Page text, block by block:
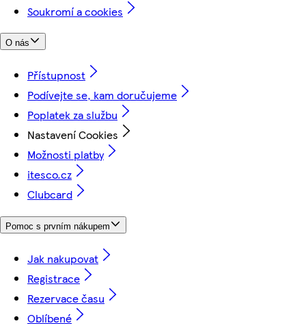
Soukromí a cookies
O nás
Přístupnost
Podívejte se, kam doručujeme
Poplatek za službu
Nastavení Cookies
Možnosti platby
itesco.cz
Clubcard
Pomoc s prvním nákupem
Jak nakupovat
Registrace
Rezervace času
Oblíbené